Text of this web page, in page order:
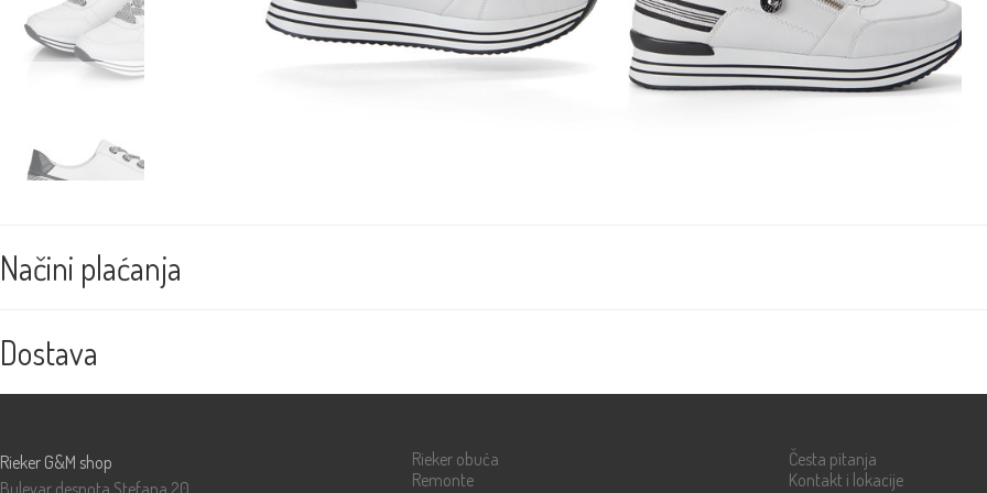
Načini plaćanja
Dostava
Rieker G&M shop
Bulevar despota Stefana 20
Rieker obuća
Remonte
Česta pitanja
Kontakt i lokacije